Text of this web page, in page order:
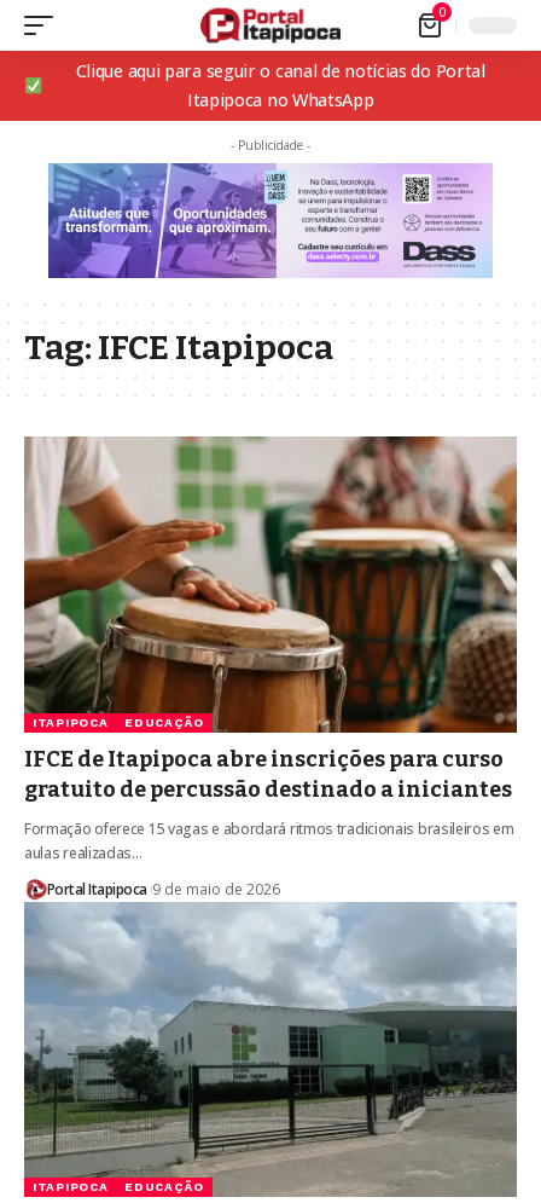
0
Clique aqui para seguir o canal de notícias do Portal
Itapipoca no WhatsApp
- Publicidade -
Tag:IFCE Itapipoca
ITAPIPOCA EDUCAÇÃO
IFCE de Itapipoca abre inscrições para curso
gratuito de percussão destinado a iniciantes
Formação oferece 15 vagas e abordará ritmos tradicionais brasileiros em
aulas realizadas…
Portal Itapipoca 9 de maio de 2026
ITAPIPOCA EDUCAÇÃO